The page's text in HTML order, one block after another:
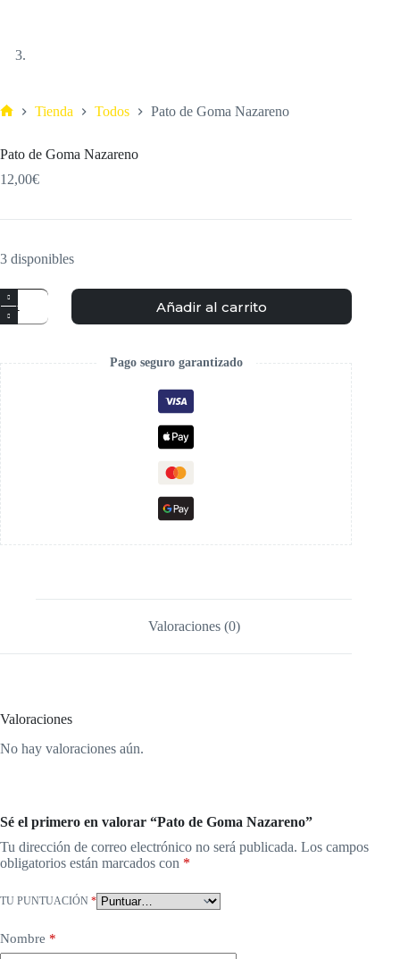
Tienda Todos Pato de Goma Nazareno
Pato de Goma Nazareno
12,00€
3 disponibles
Añadir al carrito
Pago seguro garantizado
Valoraciones (0)
Valoraciones
No hay valoraciones aún.
Sé el primero en valorar “Pato de Goma Nazareno”
Tu dirección de correo electrónico no será publicada. Los campos
obligatorios están marcados con *
TU PUNTUACIÓN *
Nombre *